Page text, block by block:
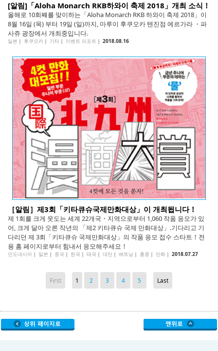
[알림]「Aloha Monarch RKB하와이 축제 2018」개최 소식！
올해로 10회째를 맞이하는「Aloha Monarch RKB 하와이 축제 2018」이
8월 16일 (목) 부터 19일 (일)까지, 마루이 후쿠오카 텐진점 에르가라 ・파
사쥬 광장에서 개최중입니다.
일본 ｜ 후쿠오카｜ 기타｜ 이벤트 리포트 ｜ 2018.08.16
［알림］제3회「키타큐슈국제만화대상」이 개최됩니다！
제 1회를 크게 웃도는 세계 22개국・지역으로부터 1,060 작품 응모가 있
어, 크게 달아 오른 작년의 「제2 키타큐슈 국제 만화대상」.기다리고 기
다리던 제 3회「키타큐슈 국제만화대상」의 작품 응모 접수 스타트！전
용 홈 페이지로부터 힘내서 응모해주세요！
인도네시아｜ 일본 ｜ 중국 ｜ 한국 ｜ 태국 ｜ 대만｜ 베트남｜ 홍콩 ｜ 만화｜ 2018.07.27
First 1 2 3 4 5 Last